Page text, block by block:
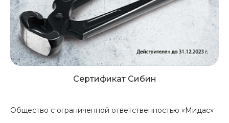
Сертификат Сибин
Общество с ограниченной ответственностью «Мидас»